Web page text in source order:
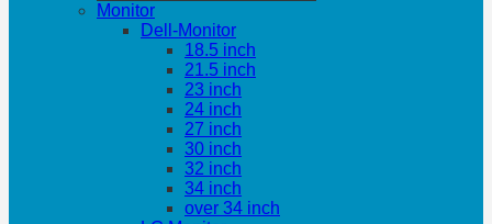
Monitor
Dell-Monitor
18.5 inch
21.5 inch
23 inch
24 inch
27 inch
30 inch
32 inch
34 inch
over 34 inch